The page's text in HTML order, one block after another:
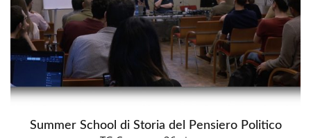
Summer School di Storia del Pensiero Politico